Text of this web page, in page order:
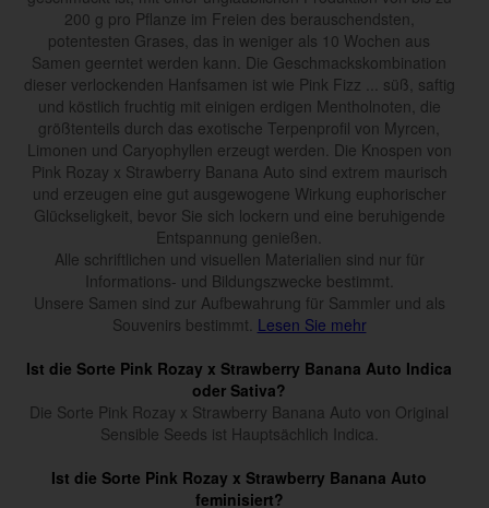
200 g pro Pflanze im Freien des berauschendsten,
potentesten Grases, das in weniger als 10 Wochen aus
Samen geerntet werden kann. Die Geschmackskombination
dieser verlockenden Hanfsamen ist wie Pink Fizz ... süß, saftig
und köstlich fruchtig mit einigen erdigen Mentholnoten, die
größtenteils durch das exotische Terpenprofil von Myrcen,
Limonen und Caryophyllen erzeugt werden. Die Knospen von
Pink Rozay x Strawberry Banana Auto sind extrem maurisch
und erzeugen eine gut ausgewogene Wirkung euphorischer
Glückseligkeit, bevor Sie sich lockern und eine beruhigende
Entspannung genießen.
Alle schriftlichen und visuellen Materialien sind nur für
Informations- und Bildungszwecke bestimmt.
Unsere Samen sind zur Aufbewahrung für Sammler und als
Souvenirs bestimmt. Lesen Sie mehr
Ist die Sorte Pink Rozay x Strawberry Banana Auto Indica
oder Sativa?
Die Sorte Pink Rozay x Strawberry Banana Auto von Original
Sensible Seeds ist Hauptsächlich Indica.
Ist die Sorte Pink Rozay x Strawberry Banana Auto
feminisiert?